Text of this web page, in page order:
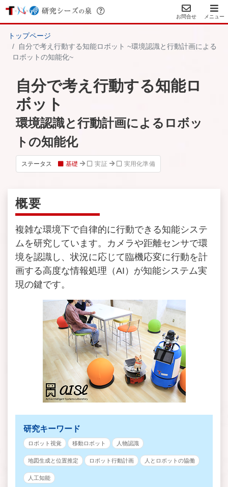
お問合せ メニュー
トップページ
自分で考え行動する知能ロボット ~環境認識と行動計画による
ロボットの知能化~
自分で考え行動する知能ロ
ボット
環境認識と行動計画によるロボッ
トの知能化
ステータス 基礎 実証 実用化準備
概要
複雑な環境下で自律的に行動できる知能システ
ムを研究しています。カメラや距離センサで環
境を認識し、状況に応じて臨機応変に行動を計
画する高度な情報処理（AI）が知能システム実
現の鍵です。
研究キーワード
ロボット視覚 移動ロボット 人物認識
地図生成と位置推定 ロボット行動計画 人とロボットの協働
人工知能